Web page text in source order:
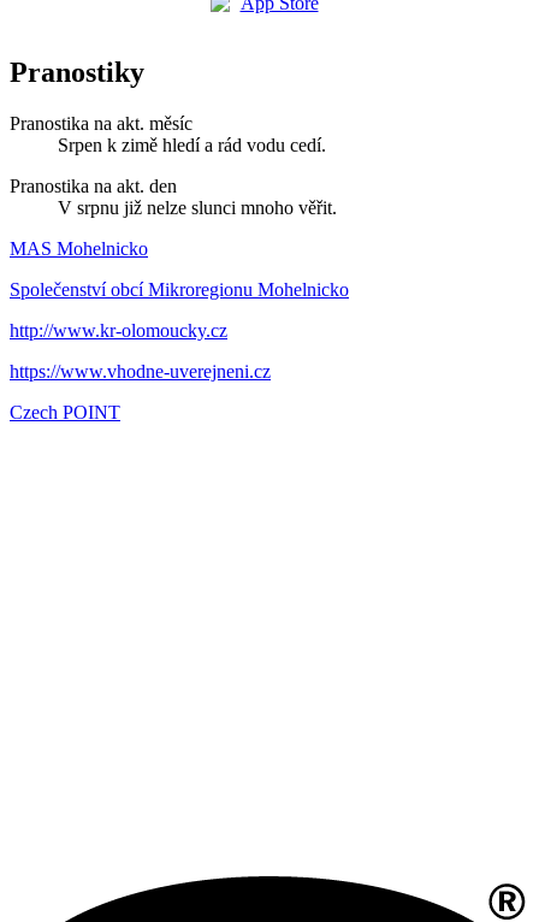
Pranostiky
Pranostika na akt. měsíc
Srpen k zimě hledí a rád vodu cedí.
Pranostika na akt. den
V srpnu již nelze slunci mnoho věřit.
MAS Mohelnicko
Společenství obcí Mikroregionu Mohelnicko
http://www.kr-olomoucky.cz
https://www.vhodne-uverejneni.cz
Czech POINT